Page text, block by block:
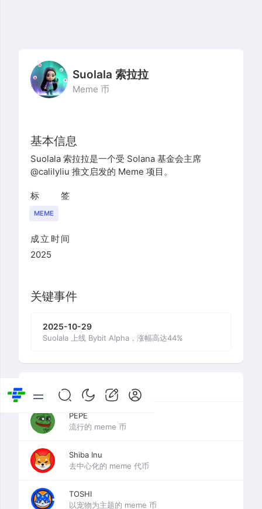
Suolala 索拉拉
Meme 币
基本信息
Suolala 索拉拉是一个受 Solana 基金会主席
@calilyliu 推文启发的 Meme 项目。
标签
MEME
成立时间
2025
关键事件
2025-10-29
Suolala 上线 Bybit Alpha，涨幅高达44%
同类项目
PEPE
流行的 meme 币
Shiba Inu
去中心化的 meme 代币
TOSHI
以宠物为主题的 meme 币